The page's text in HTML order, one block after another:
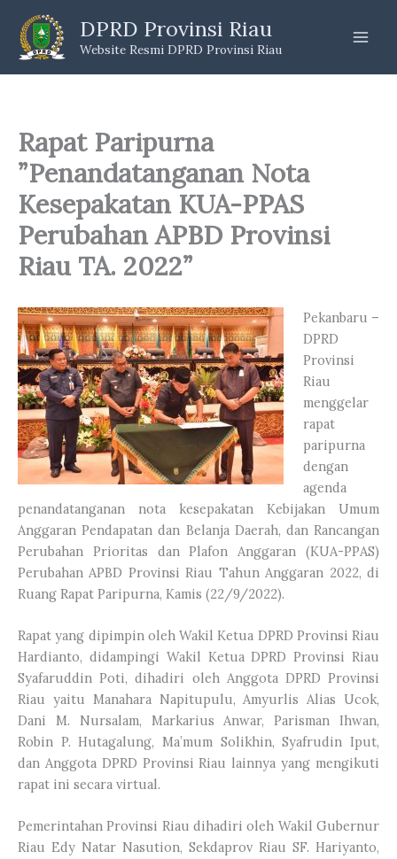
content
DPRD Provinsi Riau
Website Resmi DPRD Provinsi Riau
Rapat Paripurna
”Penandatanganan Nota
Kesepakatan KUA-PPAS
Perubahan APBD Provinsi
Riau TA. 2022”
Pekanbaru –
DPRD
Provinsi
Riau
menggelar
rapat
paripurna
dengan
agenda
penandatanganan nota kesepakatan Kebijakan Umum
Anggaran Pendapatan dan Belanja Daerah, dan Rancangan
Perubahan Prioritas dan Plafon Anggaran (KUA-PPAS)
Perubahan APBD Provinsi Riau Tahun Anggaran 2022, di
Ruang Rapat Paripurna, Kamis (22/9/2022).
Rapat yang dipimpin oleh Wakil Ketua DPRD Provinsi Riau
Hardianto, didampingi Wakil Ketua DPRD Provinsi Riau
Syafaruddin Poti, dihadiri oleh Anggota DPRD Provinsi
Riau yaitu Manahara Napitupulu, Amyurlis Alias Ucok,
Dani M. Nursalam, Markarius Anwar, Parisman Ihwan,
Robin P. Hutagalung, Ma’mum Solikhin, Syafrudin Iput,
dan Anggota DPRD Provinsi Riau lainnya yang mengikuti
rapat ini secara virtual.
Pemerintahan Provinsi Riau dihadiri oleh Wakil Gubernur
Riau Edy Natar Nasution, Sekdaprov Riau SF. Hariyanto,